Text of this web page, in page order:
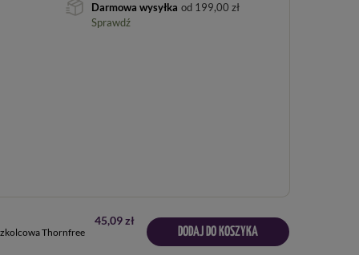
Darmowa wysyłka od 199,00 zł
Sprawdź
Thornfree
45,09 zł
DODAJ DO KOSZYKA